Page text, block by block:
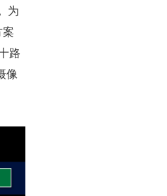
为
路
像